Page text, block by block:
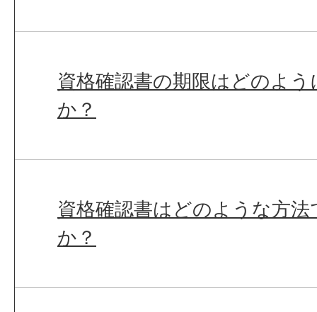
資格確認書の期限はどのよ
か？
資格確認書はどのような方
か？